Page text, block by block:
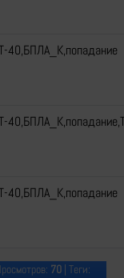
40,БПЛА_К,попадание
40,БПЛА_К,попадание
70| Теги: